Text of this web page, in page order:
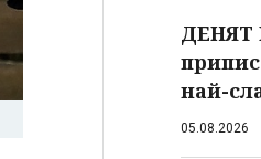
ДЕНЯТ
най-
05.08.2026